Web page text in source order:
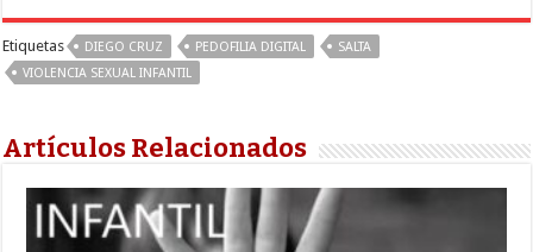
Etiquetas DIEGO CRUZ PEDOFILIA DIGITAL
SALTA
VIOLENCIA SEXUAL INFANTIL
Artículos Relacionados